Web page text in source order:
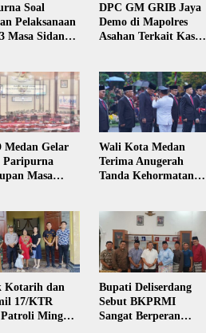
Soal
Pelaksanaan
3 Masa Sidang
DPC GM GRIB Jaya
Demo di Mapolres
Asahan Terkait Kasus
Medan Gelar
Paripurna
Masa
Wali Kota Medan
Terima Anugerah
Tanda Kehormatan
Kotarih dan
17/KTR
Minggu
Bupati Deliserdang
Sebut BKPRMI
Sangat Berperan